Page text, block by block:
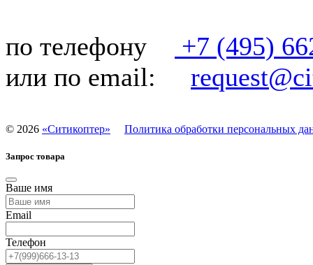
по телефону
+7 (495)
или по email:
© 2026 «Ситикоптер» Политика обработки персональных
Запрос товара
Ваше имя
Email
Телефон